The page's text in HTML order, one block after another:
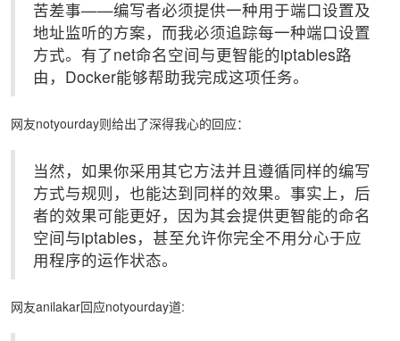
苦差事——编写者必须提供一种用于端口设置及
地址监听的方案，而我必须追踪每一种端口设置
方式。有了net命名空间与更智能的iptables路
由，Docker能够帮助我完成这项任务。
网友notyourday则给出了深得我心的回应：
当然，如果你采用其它方法并且遵循同样的编写
方式与规则，也能达到同样的效果。事实上，后
者的效果可能更好，因为其会提供更智能的命名
空间与iptables，甚至允许你完全不用分心于应
用程序的运作状态。
网友anilakar回应notyourday道: